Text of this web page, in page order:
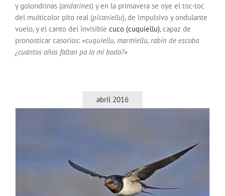
y golondrinas (andarines) y en la primavera se oye el toc-toc
del multicolor pito real (picaniellu), de impulsivo y ondulante
vuelo, y el canto del invisible cuco (cuquiellu), capaz de
pronosticar casorios: «cuquiellu, marmiellu, rabín de escoba
¿cuántos años faltan pa la mi boda?»
abril 2016